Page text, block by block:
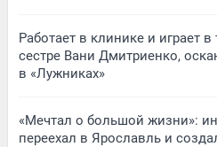
Работает в клинике и играет
сестре Вани Дмитриенко,
в «Лужниках»
«Мечтал о большой жизни»:
переехал в Ярославль и